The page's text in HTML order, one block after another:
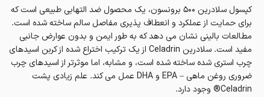
کپسول سلادرین 500 برونسون، یک محصول ضد التهابی طبیعی است که
برای حمایت از عملکرد و انعطاف پذیری مفاصل سالم ساخته شده است.
مطالعات بالینی نشان می دهد که به طور ایمن و بدون عوارض جانبی
مفید است. سلادرین Celadrin از یک ترکیب اختراع شده از کربن اسیدهای
چرب استری شده ساخته شده است، و مشابه، اما موثرتر از اسیدهای چرب
ضروری روغن ماهی – EPA و DHA عمل می کند. علم زیادی پشت
Celadrin® وجود دارد.